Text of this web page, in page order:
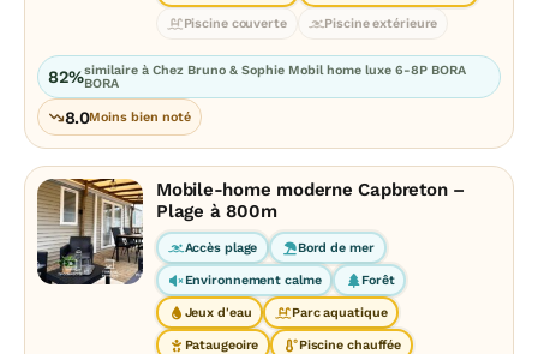
Piscine couverte Piscine extérieure
82%similaire à Chez Bruno & Sophie Mobil home luxe 6-8P BORA
BORA
8.0Moins bien noté
Mobile-home moderne Capbreton –
Plage à 800m
Accès plage Bord de mer
Environnement calme Forêt
Jeux d'eau Parc aquatique
Pataugeoire Piscine chauffée